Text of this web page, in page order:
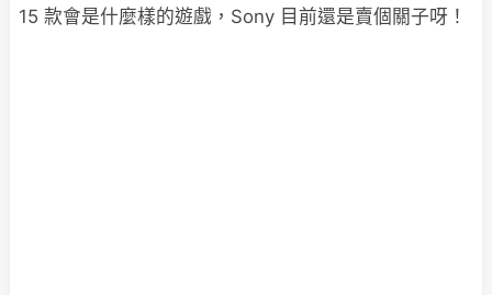
15 款會是什麼樣的遊戲，Sony 目前還是賣個關子呀！